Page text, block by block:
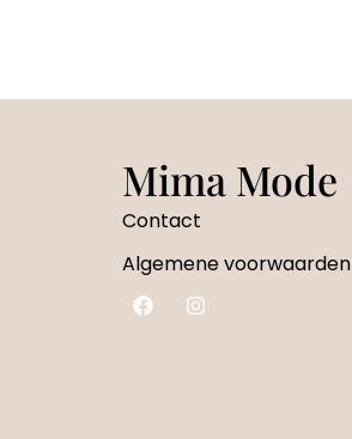
Mima Mode
Contact
Algemene voorwaarden